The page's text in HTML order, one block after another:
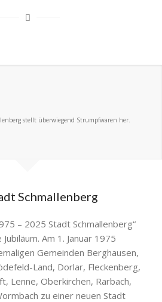
stellt überwiegend Strumpfwaren her.
Schmallenberg
– 2025 Stadt Schmallenberg“
Am 1. Januar 1975
Gemeinden Berghausen,
Land, Dorlar, Fleckenberg,
Lenne, Oberkirchen, Rarbach,
zu einer neuen Stadt